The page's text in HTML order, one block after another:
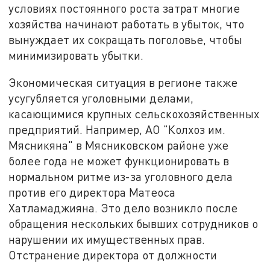
условиях постоянного роста затрат многие
хозяйства начинают работать в убыток, что
вынуждает их сокращать поголовье, чтобы
минимизировать убытки.
Экономическая ситуация в регионе также
усугубляется уголовными делами,
касающимися крупных сельскохозяйственных
предприятий. Например, АО "Колхоз им.
Мясникяна" в Мясниковском районе уже
более года не может функционировать в
нормальном ритме из-за уголовного дела
против его директора Матеоса
Хатламаджияна. Это дело возникло после
обращения нескольких бывших сотрудников о
нарушении их имущественных прав.
Отстранение директора от должности